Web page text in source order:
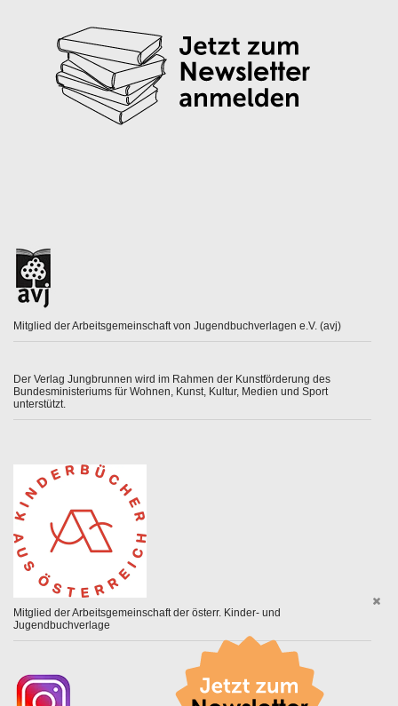
Mitglied der Arbeitsgemeinschaft von Jugendbuchverlagen e.V. (avj)
Der Verlag Jungbrunnen wird im Rahmen der Kunstförderung des
Bundesministeriums für Wohnen, Kunst, Kultur, Medien und Sport
unterstützt.
Mitglied der Arbeitsgemeinschaft der österr. Kinder- und
Jugendbuchverlage